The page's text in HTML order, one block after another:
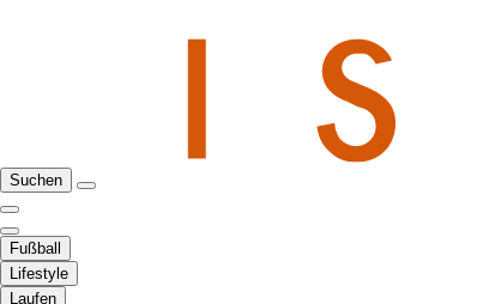
Suchen
Fußball
Lifestyle
Laufen